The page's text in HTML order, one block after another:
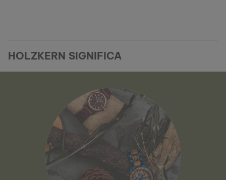
HOLZKERN SIGNIFICA